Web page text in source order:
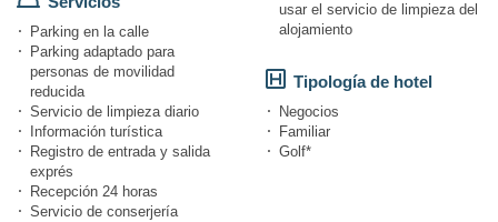
Parking en la calle
Parking adaptado para
personas de movilidad
reducida
Servicio de limpieza diario
Información turística
Registro de entrada y salida
exprés
Recepción 24 horas
Servicio de conserjería
usar el servicio de limpieza del
alojamiento
Tipología de hotel
Negocios
Familiar
Golf*